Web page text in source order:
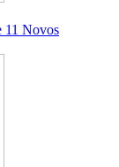
11 Novos